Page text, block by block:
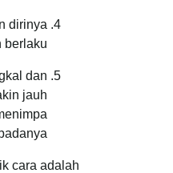
dirinya
dan
jauh
cara adalah